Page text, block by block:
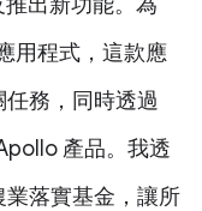
用程式，這款應
務，同時透過
產品。我透
落實基金，讓所